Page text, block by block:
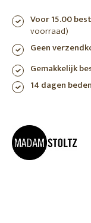
Voor 15.00
voorraad)
Geen
Gemakkelijk
14 dagen